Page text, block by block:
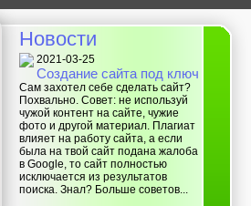
Новости
2021-03-25
Создание сайта под ключ
Сам захотел себе сделать сайт?
Похвально. Совет: не используй
чужой контент на сайте, чужие
фото и другой материал. Плагиат
влияет на работу сайта, а если
была на твой сайт подана жалоба
в Google, то сайт полностью
исключается из результатов
поиска. Знал? Больше советов...